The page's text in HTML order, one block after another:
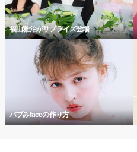
福山雅治がサプライズ登場
バブみfaceの作り方